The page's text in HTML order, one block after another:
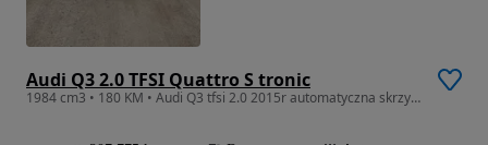
Audi Q3 2.0 TFSI Quattro S tronic
1984 cm3 • 180 KM • Audi Q3 tfsi 2.0 2015r automatyczna skrzynia 4x4